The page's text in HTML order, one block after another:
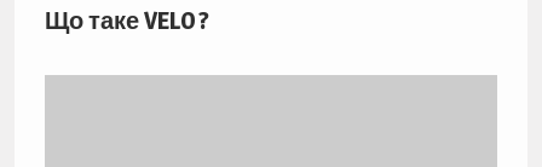
Що таке VELO ?